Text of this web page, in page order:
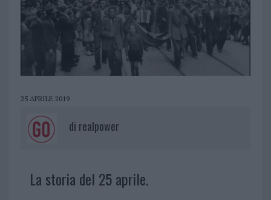
25 APRILE 2019
di realpower
La storia del 25 aprile.